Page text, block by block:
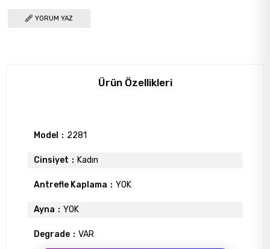
YORUM YAZ
Ürün Özellikleri
Model 2281
Cinsiyet Kadın
Antrefle Kaplama YOK
Ayna YOK
Degrade VAR